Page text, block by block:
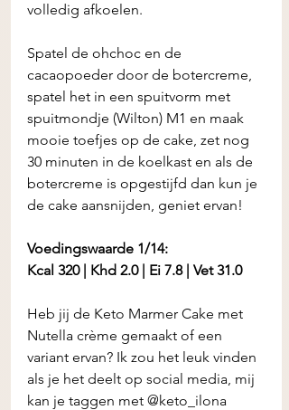
volledig afkoelen.
Spatel de ohchoc en de
cacaopoeder door de botercreme,
spatel het in een spuitvorm met
spuitmondje (Wilton) M1 en maak
mooie toefjes op de cake, zet nog
30 minuten in de koelkast en als de
botercreme is opgestijfd dan kun je
de cake aansnijden, geniet ervan!
Voedingswaarde 1/14:
Kcal 320 | Khd 2.0 | Ei 7.8 | Vet 31.0
Heb jij de Keto Marmer Cake met
Nutella crème gemaakt of een
variant ervan? Ik zou het leuk vinden
als je het deelt op social media, mij
kan je taggen met @keto_ilona